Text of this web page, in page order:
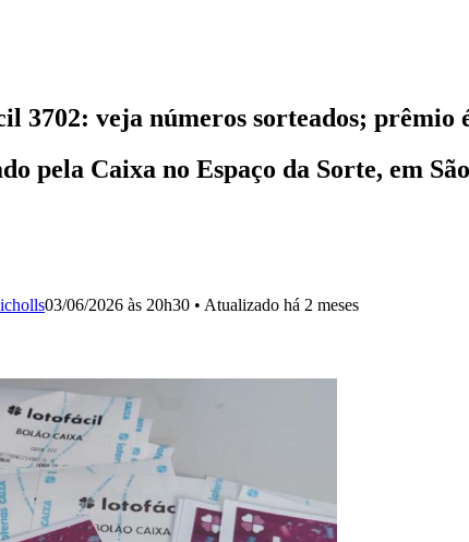
3702: veja números sorteados; prêmio
pela Caixa no Espaço da Sorte, em
03/06/2026 às 20h30 • Atualizado há 2 meses